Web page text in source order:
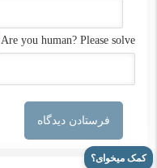
Are you human? Please solve:
کمک میخوای؟